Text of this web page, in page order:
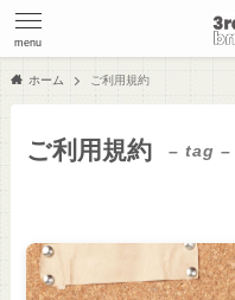
menu
ホーム ご利用規約
ご利用規約 – tag –